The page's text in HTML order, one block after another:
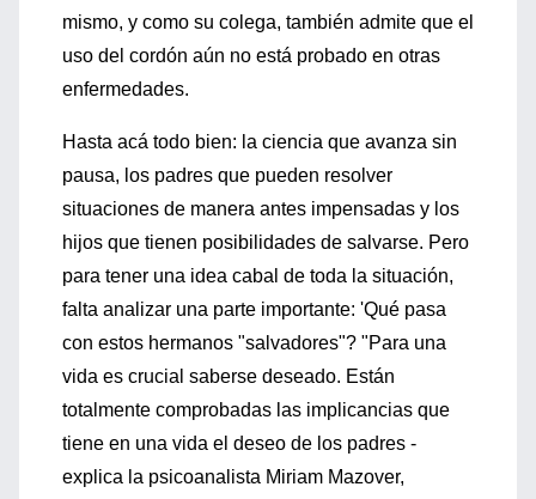
mismo, y como su colega, también admite que el
uso del cordón aún no está probado en otras
enfermedades.
Hasta acá todo bien: la ciencia que avanza sin
pausa, los padres que pueden resolver
situaciones de manera antes impensadas y los
hijos que tienen posibilidades de salvarse. Pero
para tener una idea cabal de toda la situación,
falta analizar una parte importante: 'Qué pasa
con estos hermanos "salvadores"? "Para una
vida es crucial saberse deseado. Están
totalmente comprobadas las implicancias que
tiene en una vida el deseo de los padres -
explica la psicoanalista Miriam Mazover,